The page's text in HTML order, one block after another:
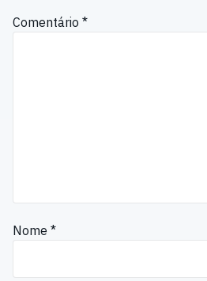
Comentário *
Nome *